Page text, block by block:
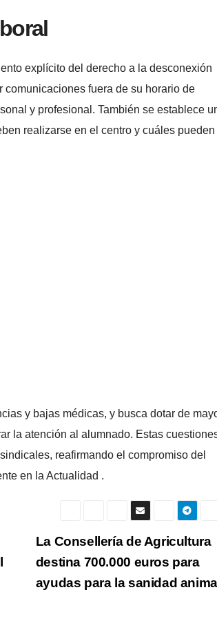
explícito del derecho a la desconexión
fuera de su horario de
y profesional. También se establece
realizarse en el centro y cuáles pueden
y bajas médicas, y busca dotar de
la atención al alumnado. Estas
reafirmando el compromiso del
en la Actualidad .
La Consellería de Agricultura
destina 700.000 euros para
ayudas para la sanidad